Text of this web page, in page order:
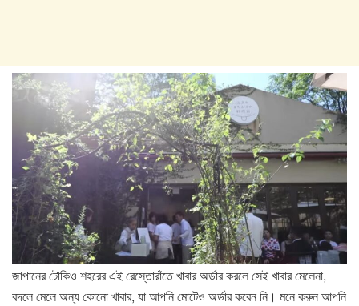
জাপানের টোকিও শহরের এই রেস্তোরাঁতে খাবার অর্ডার করলে সেই খাবার মেলেনা,
বদলে মেলে অন্য কোনো খাবার, যা আপনি মোটেও অর্ডার করেন নি। মনে করুন আপনি